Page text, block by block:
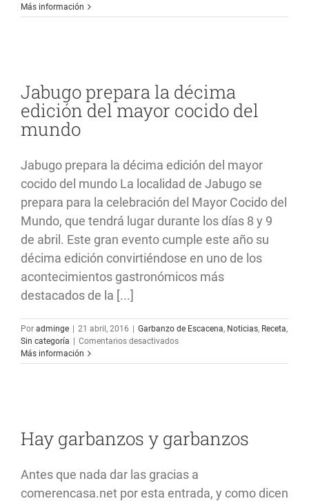
Cooperativa
de
400
toneladas
año
Más información
Jabugo prepara la décima
edición del mayor cocido del
mundo
Jabugo prepara la décima edición del mayor
cocido del mundo La localidad de Jabugo se
prepara para la celebración del Mayor Cocido del
Mundo, que tendrá lugar durante los días 8 y 9
de abril. Este gran evento cumple este año su
décima edición convirtiéndose en uno de los
acontecimientos gastronómicos más
destacados de la [...]
Por adminge 21 abril, 2016 Garbanzo de Escacena, Noticias, Receta,
Sin categoría
Comentarios desactivadosen
prepara
cocido
Más información
Hay garbanzos y garbanzos
Antes que nada dar las gracias a
comerencasa.net por esta entrada, y como dicen